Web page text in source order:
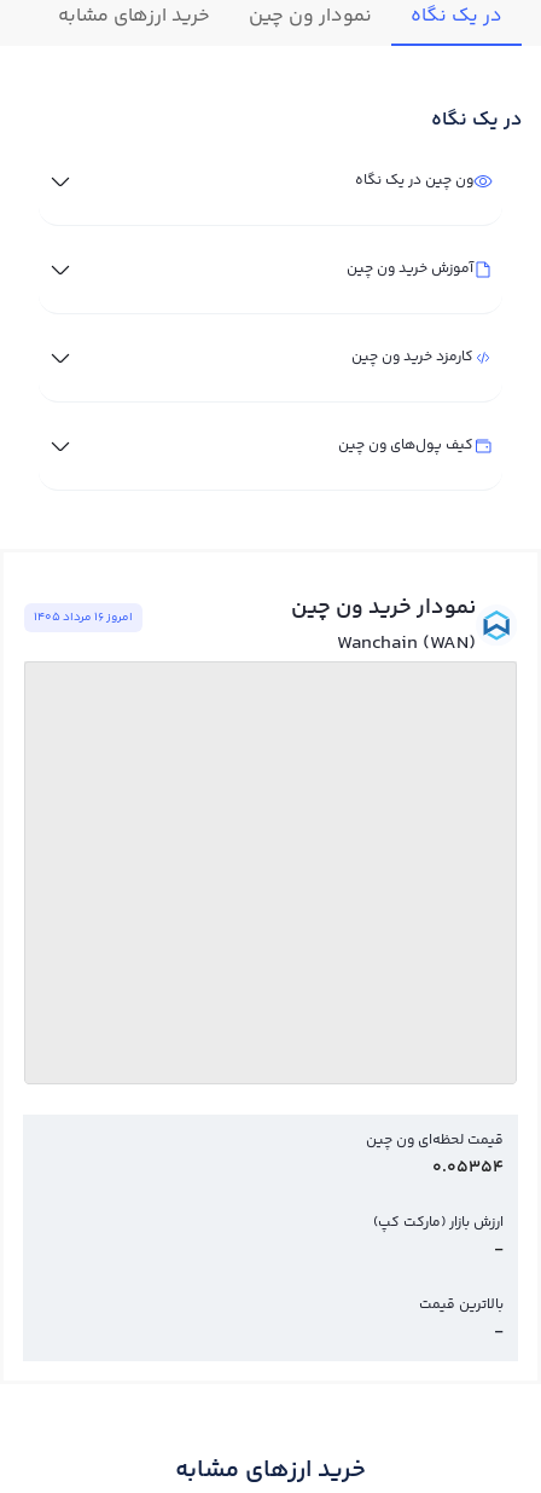
در یک نگاه نمودار ون چین خرید ارزهای مشابه
در یک نگاه
ون چین در یک نگاه
آموزش خرید ون چین
کارمزد خرید ون چین
کیف پول‌های ون چین
نمودار خرید ون چین
Wanchain (WAN)
امروز ١٦ مرداد ١٤٠٥
قیمت لحظه‌ای ون چین
0.05354
ارزش بازار (مارکت کپ)
-
بالاترین قیمت
-
خرید ارزهای مشابه